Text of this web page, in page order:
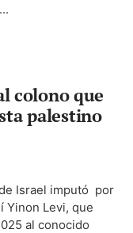
colono que
palestino
Israel imputó por
Yinon Levi, que
al conocido